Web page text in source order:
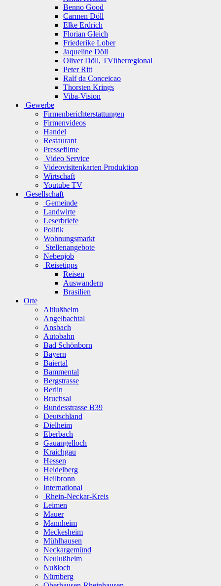
Benno Good
Carmen Döll
Elke Erdrich
Florian Gleich
Friederike Lober
Jaqueline Döll
Oliver Döll, TVüberregional
Peter Ritt
Ralf da Conceicao
Thorsten Krings
Viba-Vision
Gewerbe
Firmenberichterstattungen
Firmenvideos
Handel
Restaurant
Pressefilme
Video Service
Videovisitenkarten Produktion
Wirtschaft
Youtube TV
Gesellschaft
Gemeinde
Landwirte
Leserbriefe
Politik
Wohnungsmarkt
Stellenangebote
Nebenjob
Reisetipps
Reisen
Auswandern
Brasilien
Orte
Altlußheim
Angelbachtal
Ansbach
Autobahn
Bad Schönborn
Bayern
Baiertal
Bammental
Bergstrasse
Berlin
Bruchsal
Bundesstrasse B39
Deutschland
Dielheim
Eberbach
Gauangelloch
Kraichgau
Hessen
Heidelberg
Heilbronn
International
Rhein-Neckar-Kreis
Leimen
Mauer
Mannheim
Meckesheim
Mühlhausen
Neckargemünd
Neulußheim
Nußloch
Nürnberg